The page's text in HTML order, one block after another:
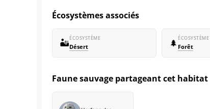
Écosystèmes associés
🏜️ÉCOSYSTÈME
Désert 🌲 ÉCOSYSTÈME
Forêt
Faune sauvage partageant cet habitat